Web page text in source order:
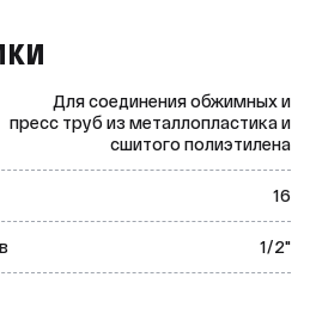
Для соединения обжимных и
пресс труб из металлопластика и
сшитого полиэтилена
16
1/2"